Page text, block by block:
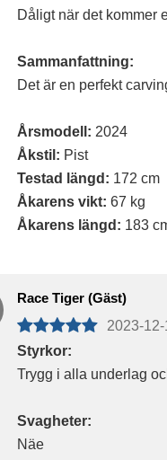
Dåligt när det kommer
Sammanfattning:
Det är en perfekt
Årsmodell: 2024
Åkstil: Pist
Testad längd: 172 cm
Åkarens vikt: 67 kg
Åkarens längd: 183
Race Tiger (Gäst)
2023-12-
Styrkor:
Trygg i alla underlag
Svagheter:
Näe